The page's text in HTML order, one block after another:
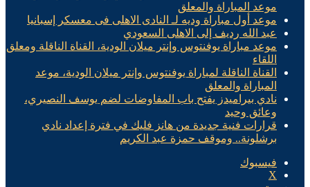
موعد المباراة والمعلق
موعد أول مباراة وديه لـ النادى الاهلى فى معسكر إسبانيا
عبد الله رديف إلى الاهلى السعودي
موعد مباراة يوفنتوس وإنتر ميلان الودية، القناة الناقلة ومعلق
اللقاء
القناة الناقلة لمباراة يوفنتوس وإنتر ميلان الودية، موعد
المباراة والمعلق
نادي بيراميدز يفتح باب المفاوضات لضم يوسف النصيري،
وعائق وحيد
قرارات فنية جديدة من هانز فليك في فترة إعداد نادي
برشلونة.. وموقف حمزة عبد الكريم
فيسبوك
X